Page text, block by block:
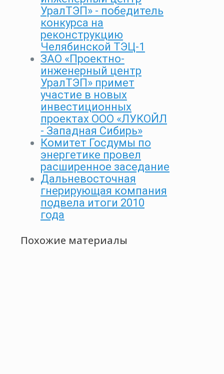
УралТЭП» - победитель
конкурса на
реконструкцию
Челябинской ТЭЦ-1
ЗАО «Проектно-
инженерный центр
УралТЭП» примет
участие в новых
инвестиционных
проектах ООО «ЛУКОЙЛ
- Западная Сибирь»
Комитет Госдумы по
энергетике провел
расширенное заседание
Дальневосточная
гнерирующая компания
подвела итоги 2010
года
Похожие материалы